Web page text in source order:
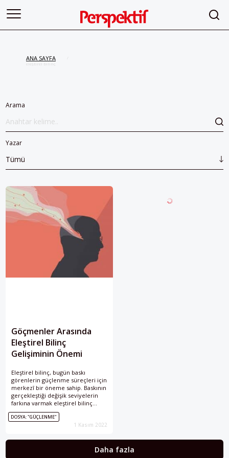
ANA SAYFA
eleştirel bilinç
Arama
Yazar
Tümü
Göçmenler Arasında
Eleştirel Bilinç
Gelişiminin Önemi
Eleştirel bilinç, bugün baskı
görenlerin güçlenme süreçleri için
merkezî bir öneme sahip. Baskının
gerçekleştiği değişik seviyelerin
farkına varmak eleştirel bilinç
gelişiminin ilk basamağı.
DOSYA: "GÜÇLENME"
1 Kasım 2022
Daha fazla